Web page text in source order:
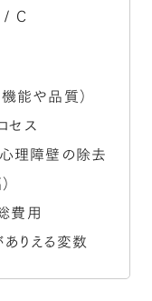
/ C
能や品質）
セス
心理障壁の除去
費用
りえる変数